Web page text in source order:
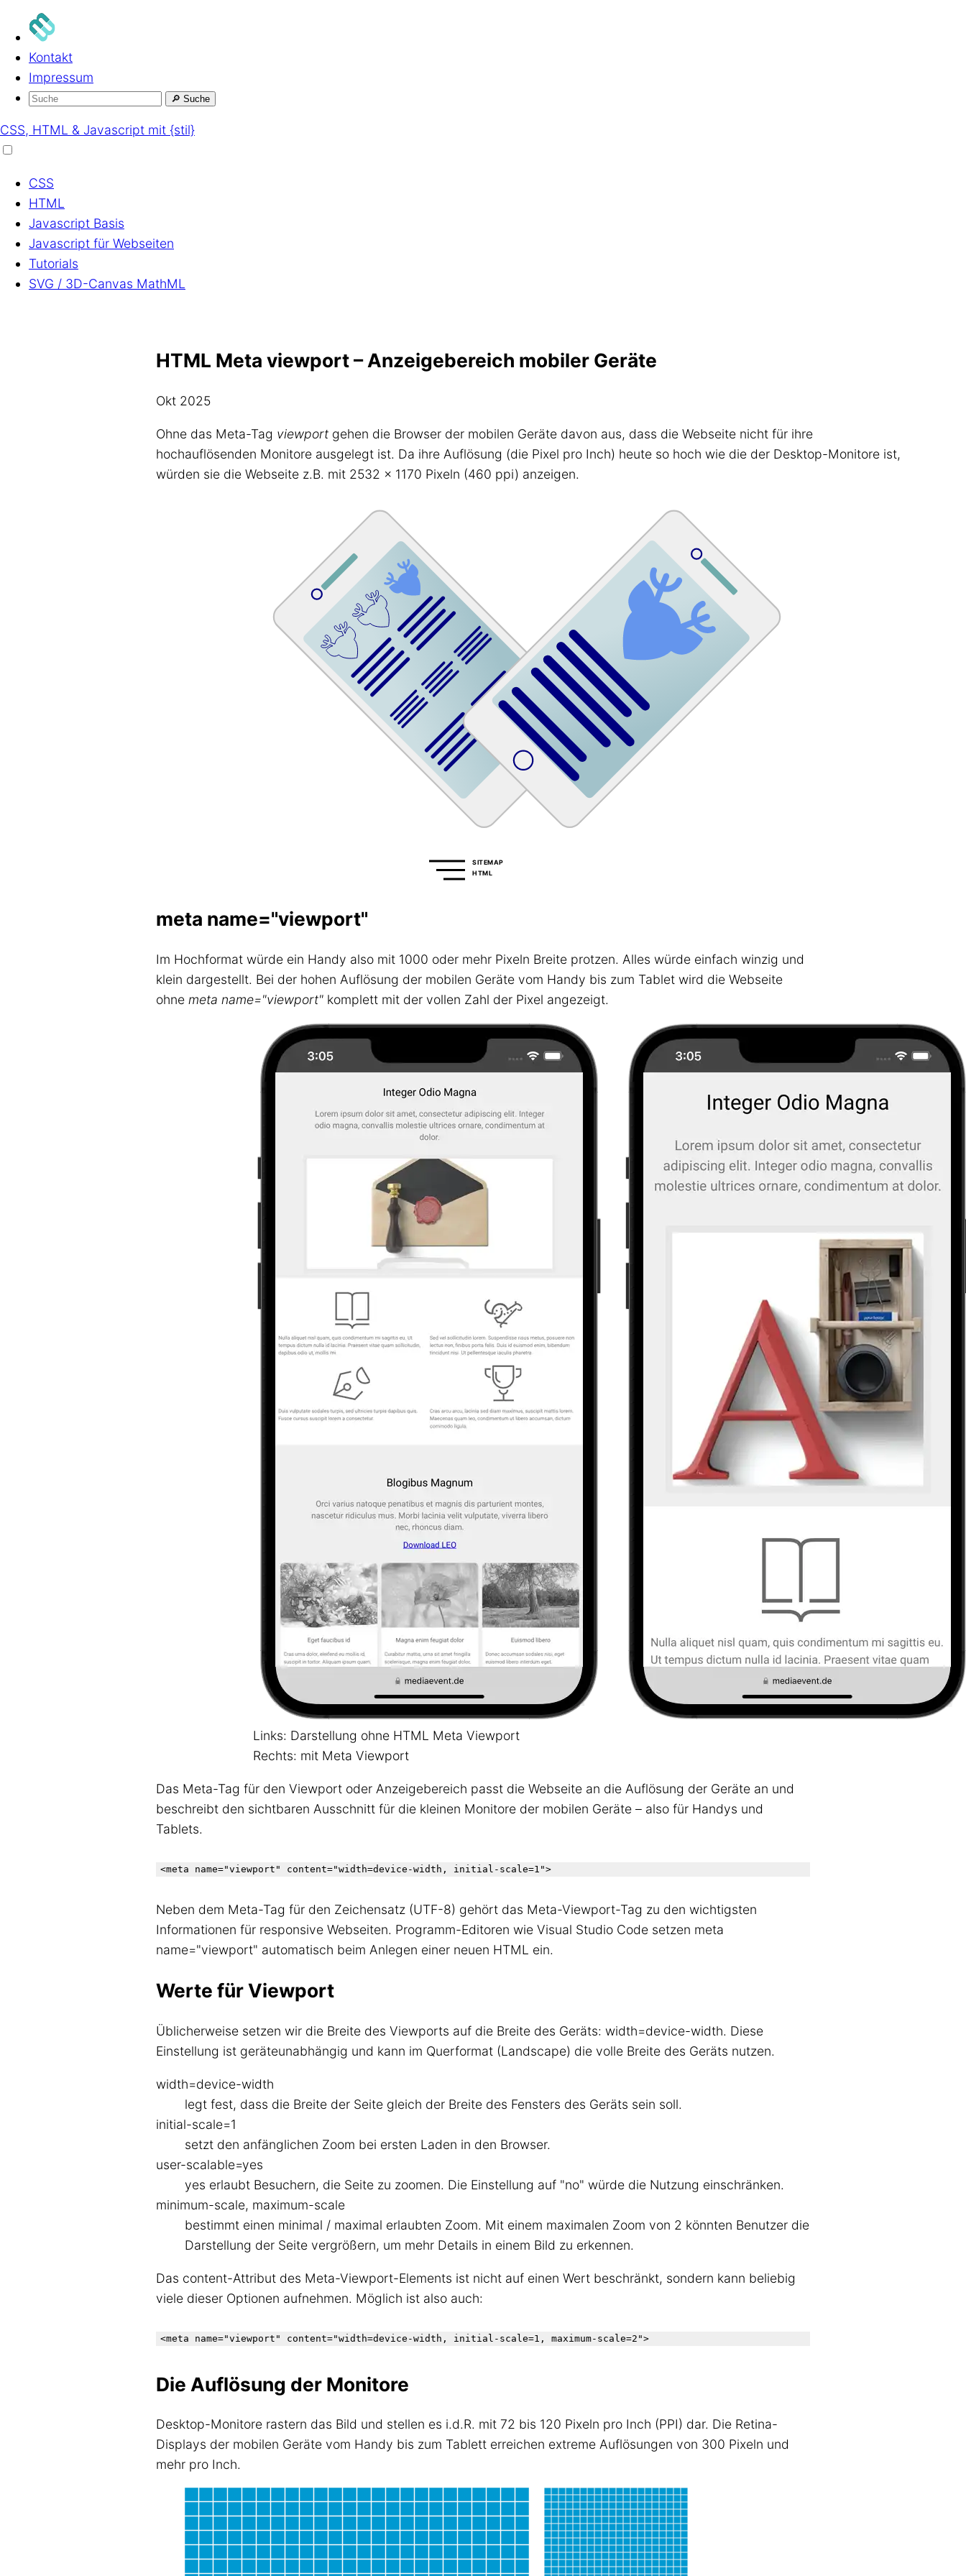
Kontakt
Impressum
🔎 Suche
CSS, HTML & Javascript mit {stil}
CSS
HTML
Javascript Basis
Javascript für Webseiten
Tutorials
SVG / 3D-Canvas MathML
HTML Meta viewport – Anzeigebereich mobiler Geräte
Okt 2025
Ohne das Meta-Tag viewport gehen die Browser der mobilen Geräte davon aus, dass die Webseite nicht für ihre
hochauflösenden Monitore ausgelegt ist. Da ihre Auflösung (die Pixel pro Inch) heute so hoch wie die der Desktop-Monitore ist,
würden sie die Webseite z.B. mit 2532 x 1170 Pixeln (460 ppi) anzeigen.
SITEMAP
HTML
meta name="viewport"
Im Hochformat würde ein Handy also mit 1000 oder mehr Pixeln Breite protzen. Alles würde einfach winzig und
klein dargestellt. Bei der hohen Auflösung der mobilen Geräte vom Handy bis zum Tablet wird die Webseite
ohne meta name="viewport" komplett mit der vollen Zahl der Pixel angezeigt.
Links: Darstellung ohne HTML Meta Viewport
Rechts: mit Meta Viewport
Das Meta-Tag für den Viewport oder Anzeigebereich passt die Webseite an die Auflösung der Geräte an und
beschreibt den sichtbaren Ausschnitt für die kleinen Monitore der mobilen Geräte – also für Handys und
Tablets.
Neben dem Meta-Tag für den Zeichensatz (UTF-8) gehört das Meta-Viewport-Tag zu den wichtigsten
Informationen für responsive Webseiten. Programm-Editoren wie Visual Studio Code setzen meta
name="viewport" automatisch beim Anlegen einer neuen HTML ein.
Werte für Viewport
Üblicherweise setzen wir die Breite des Viewports auf die Breite des Geräts: width=device-width. Diese
Einstellung ist geräteunabhängig und kann im Querformat (Landscape) die volle Breite des Geräts nutzen.
width=device-width
legt fest, dass die Breite der Seite gleich der Breite des Fensters des Geräts sein soll.
initial-scale=1
setzt den anfänglichen Zoom bei ersten Laden in den Browser.
user-scalable=yes
yes erlaubt Besuchern, die Seite zu zoomen. Die Einstellung auf "no" würde die Nutzung einschränken.
minimum-scale, maximum-scale
bestimmt einen minimal / maximal erlaubten Zoom. Mit einem maximalen Zoom von 2 könnten Benutzer die
Darstellung der Seite vergrößern, um mehr Details in einem Bild zu erkennen.
Das content-Attribut des Meta-Viewport-Elements ist nicht auf einen Wert beschränkt, sondern kann beliebig
viele dieser Optionen aufnehmen. Möglich ist also auch:
Die Auflösung der Monitore
Desktop-Monitore rastern das Bild und stellen es i.d.R. mit 72 bis 120 Pixeln pro Inch (PPI) dar. Die Retina-
Displays der mobilen Geräte vom Handy bis zum Tablett erreichen extreme Auflösungen von 300 Pixeln und
mehr pro Inch.